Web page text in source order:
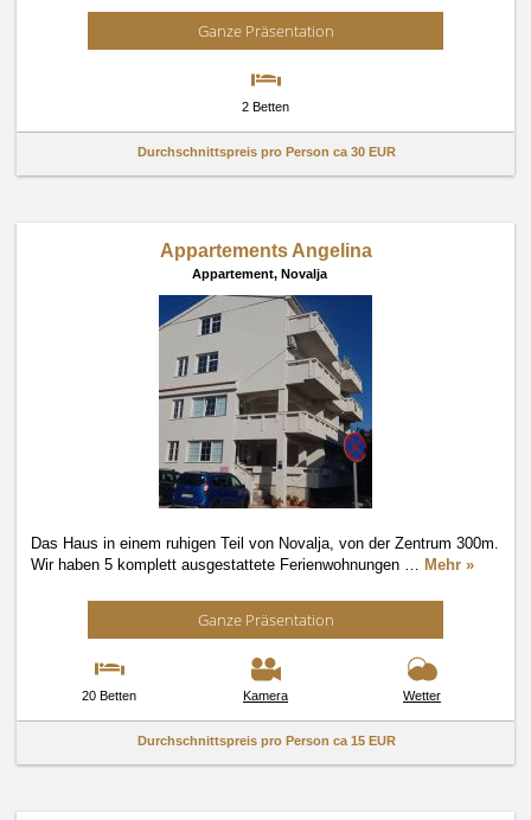
Ganze Präsentation
2 Betten
Durchschnittspreis pro Person ca 30 EUR
Appartements Angelina
Appartement, Novalja
Das Haus in einem ruhigen Teil von Novalja, von der Zentrum 300m.
Wir haben 5 komplett ausgestattete Ferienwohnungen … Mehr »
Ganze Präsentation
20 Betten Kamera Wetter
Durchschnittspreis pro Person ca 15 EUR